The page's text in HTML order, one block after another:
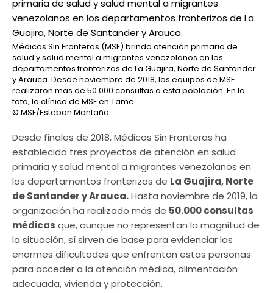
Médicos Sin Fronteras (MSF) brinda atención primaria de
salud y salud mental a migrantes venezolanos en los
departamentos fronterizos de La Guajira, Norte de Santander
y Arauca. Desde noviembre de 2018, los equipos de MSF
realizaron más de 50.000 consultas a esta población. En la
foto, la clínica de MSF en Tame.
© MSF/Esteban Montaño
Desde finales de 2018, Médicos Sin Fronteras ha
establecido tres proyectos de atención en salud
primaria y salud mental a migrantes venezolanos en
los departamentos fronterizos de La Guajira, Norte
de Santander y Arauca.Hasta noviembre de 2019, la
organización ha realizado más de 50.000 consultas
médicas que, aunque no representan la magnitud de
la situación, sí sirven de base para evidenciar las
enormes dificultades que enfrentan estas personas
para acceder a la atención médica, alimentación
adecuada, vivienda y protección.